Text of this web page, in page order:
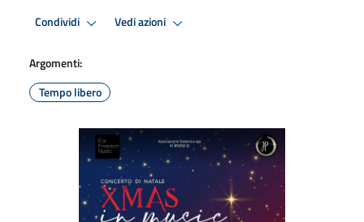
Condividi Vedi azioni
Argomenti:
Tempo libero